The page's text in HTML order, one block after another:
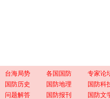
台海局势 各国国防 专家论
国防历史 国防地理 国防科
问题解答 国防报刊 国防文